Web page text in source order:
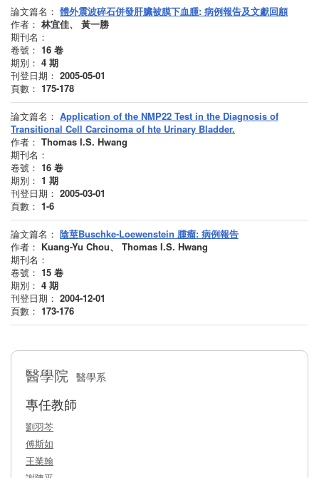
論文篇名： 體外震波碎石併發肝臟被膜下血腫: 病例報告及文獻回顧
作者： 林宜佳、 黃一勝
期刊名：
卷號： 16 卷
期別： 4 期
刊登日期： 2005-05-01
頁數： 175-178
論文篇名： Application of the NMP22 Test in the Diagnosis of
Transitional Cell Carcinoma of hte Urinary Bladder.
作者： Thomas I.S. Hwang
期刊名：
卷號： 16 卷
期別： 1 期
刊登日期： 2005-03-01
頁數： 1-6
論文篇名： 陰莖Buschke-Loewenstein 腫瘤: 病例報告
作者： Kuang-Yu Chou、 Thomas I.S. Hwang
期刊名：
卷號： 15 卷
期別： 4 期
刊登日期： 2004-12-01
頁數： 173-176
醫學院 醫學系
專任教師
劉羽芩
傅斯如
王業翰